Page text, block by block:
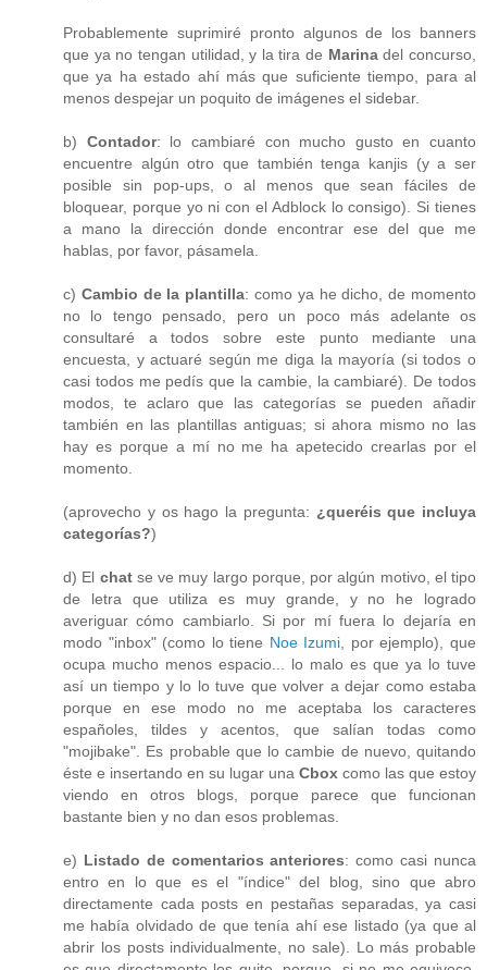
Probablemente suprimiré pronto algunos de los banners
que ya no tengan utilidad, y la tira de Marinadel concurso,
que ya ha estado ahí más que suficiente tiempo, para al
menos despejar un poquito de imágenes el sidebar.
b) Contador: lo cambiaré con mucho gusto en cuanto
encuentre algún otro que también tenga kanjis (y a ser
posible sin pop-ups, o al menos que sean fáciles de
bloquear, porque yo ni con el Adblock lo consigo). Si tienes
a mano la dirección donde encontrar ese del que me
hablas, por favor, pásamela.
c) Cambio de la plantilla: como ya he dicho, de momento
no lo tengo pensado, pero un poco más adelante os
consultaré a todos sobre este punto mediante una
encuesta, y actuaré según me diga la mayoría (si todos o
casi todos me pedís que la cambie, la cambiaré). De todos
modos, te aclaro que las categorías se pueden añadir
también en las plantillas antiguas; si ahora mismo no las
hay es porque a mí no me ha apetecido crearlas por el
momento.
(aprovecho y os hago la pregunta: ¿queréis que incluya
categorías?)
d) El chatse ve muy largo porque, por algún motivo, el tipo
de letra que utiliza es muy grande, y no he logrado
averiguar cómo cambiarlo. Si por mí fuera lo dejaría en
modo "inbox" (como lo tiene Noe Izumi , por ejemplo), que
ocupa mucho menos espacio... lo malo es que ya lo tuve
así un tiempo y lo lo tuve que volver a dejar como estaba
porque en ese modo no me aceptaba los caracteres
españoles, tildes y acentos, que salían todas como
"mojibake". Es probable que lo cambie de nuevo, quitando
éste e insertando en su lugar una Cbox como las que estoy
viendo en otros blogs, porque parece que funcionan
bastante bien y no dan esos problemas.
e) Listado de comentarios anteriores: como casi nunca
entro en lo que es el "índice" del blog, sino que abro
directamente cada posts en pestañas separadas, ya casi
me había olvidado de que tenía ahí ese listado (ya que al
abrir los posts individualmente, no sale). Lo más probable